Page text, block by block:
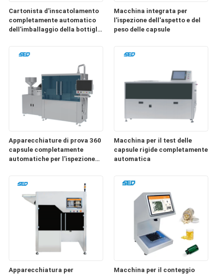
Cartonista d'inscatolamento
completamente automatico
dell'imballaggio della bottiglia
Macchina integrata per
l'ispezione dell'aspetto e del
peso delle capsule
Apparecchiature di prova 360
capsule completamente
automatiche per l'ispezione
Macchina per il test delle
capsule rigide completamente
automatica
Apparecchiatura per
Macchina per il conteggio